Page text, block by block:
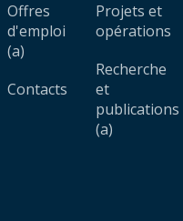
Offres
d'emploi
(a)
Contacts
Projets et
opérations
Recherche
et
publications
(a)